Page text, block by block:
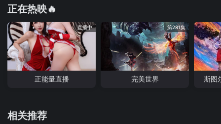
正在热映🔥
直播中
正能量直播
第281集
完美世界 斯图
相关推荐